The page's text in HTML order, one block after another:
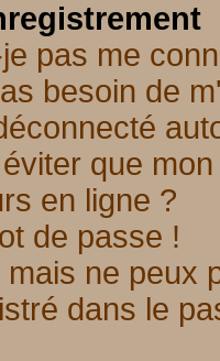
pas me
besoin de
que
en ligne ?
de passe !
ne peux
dans le